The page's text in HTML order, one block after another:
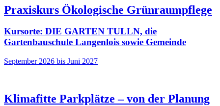
Praxiskurs Ökologische Grünraumpflege
Kursorte: DIE GARTEN TULLN, die
Gartenbauschule Langenlois sowie Gemeinde
September 2026 bis Juni 2027
Klimafitte Parkplätze – von der Planung